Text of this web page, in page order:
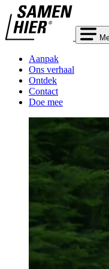
Aanpak
Ons verhaal
Ontdek
Contact
Doe mee